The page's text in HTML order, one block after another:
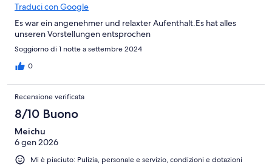
Traduci con Google
Es war ein angenehmer und relaxter Aufenthalt.Es hat alles
unseren Vorstellungen entsprochen
Soggiorno di 1 notte a settembre 2024
0
Recensione verificata
8/10 Buono
Meichu
6 gen 2026
Mi è piaciuto: Pulizia, personale e servizio, condizioni e dotazioni